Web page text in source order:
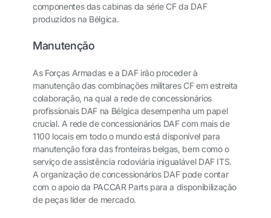
componentes das cabinas da série CF da DAF
produzidos na Bélgica.
Manutenção
As Forças Armadas e a DAF irão proceder à
manutenção das combinações militares CF em estreita
colaboração, na qual a rede de concessionários
profissionais DAF na Bélgica desempenha um papel
crucial. A rede de concessionários DAF com mais de
1100 locais em todo o mundo está disponível para
manutenção fora das fronteiras belgas, bem como o
serviço de assistência rodoviária inigualável DAF ITS.
A organização de concessionários DAF pode contar
com o apoio da PACCAR Parts para a disponibilização
de peças líder de mercado.